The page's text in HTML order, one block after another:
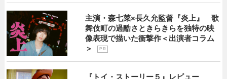
主演・森七菜×長久允監督『炎上』 歌
舞伎町の過酷さときらきらを独特の映
像表現で描いた衝撃作＜出演者コラム
＞
P R
『トイ・ストーリー５』レビュー